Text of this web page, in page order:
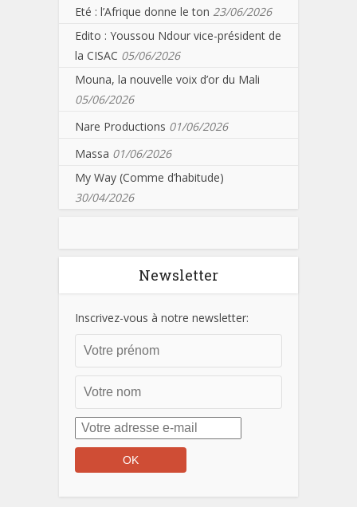
Eté : l’Afrique donne le ton 23/06/2026
Edito : Youssou Ndour vice-président de
la CISAC 05/06/2026
Mouna, la nouvelle voix d’or du Mali
05/06/2026
Nare Productions 01/06/2026
Massa 01/06/2026
My Way (Comme d’habitude)
30/04/2026
Newsletter
Inscrivez-vous à notre newsletter: